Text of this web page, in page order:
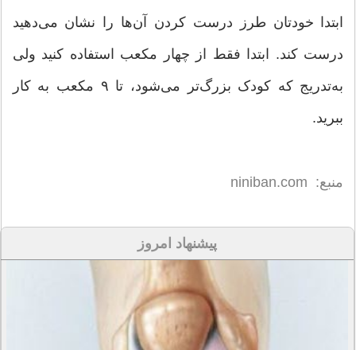
ابتدا خودتان طرز درست کردن آن‌ها را نشان می‌دهید
درست کند. ابتدا فقط از چهار مکعب استفاده کنید ولی
به‌تدریج که کودک بزرگ‌تر می‌شود، تا ۹ مکعب به کار
ببرید.
منبع: niniban.com
پیشنهاد امروز